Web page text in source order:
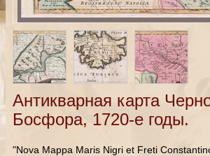
Антикварная карта
Босфора, 1720-е годы.
"Nova Mappa Maris Nigri et Freti